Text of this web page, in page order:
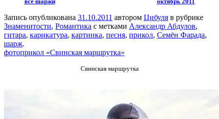
Запись опубликована 31.10.2011 автором Цибуля в рубрике
Знаменитости, Романтика с метками Александр Абдулов,
гитара, карикатура, картинка, песня, прикол, Семён Фарада,
шарж.
фотоприкол «Свинская маршрутка»
Свинская маршрутка